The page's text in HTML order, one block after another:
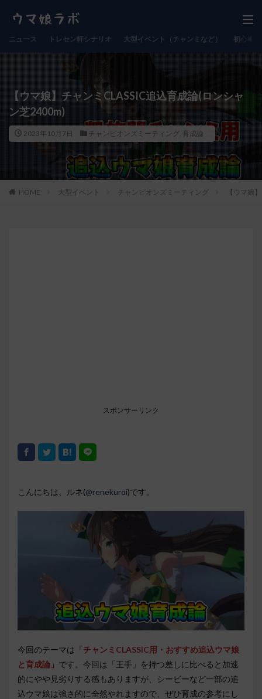
ニュース トレセン軒シナリオ 大型イベント（チャンミなど） 初心者
【ウマ娘】チャンミCLASSIC追込育成論(ロンシャ
ン芝2400m)
2023年10月7日 チャンピオンズミーティング, 育成論
HOME 大型イベント チャンピオンズミーティング 【ウマ娘
スポンサーリンク
こんにちは、ルネ(@renekuroi)です。
今回のテーマは 「チャンミCLASSIC用・おすすめ追込ウマ娘
と育成論」 です。今回は「王手」を持つ差しに比べると加速
的にやや見劣りする感もありますが、シービーなど一部の追
込ウマ娘は強さ的に全然やれますので、ぜひ育成の参考にし